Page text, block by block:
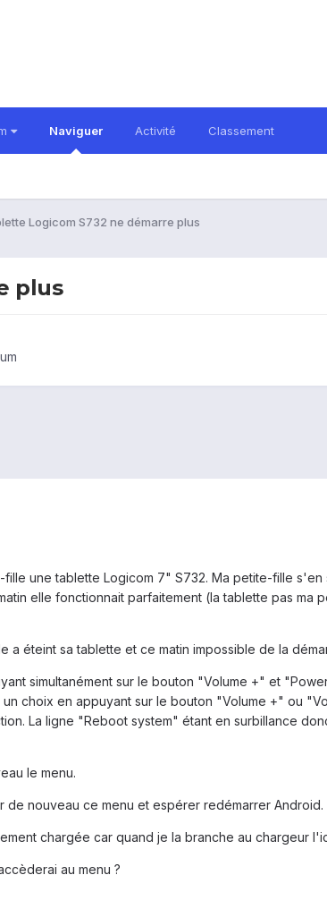
Naviguer Activité Classement
Logicom S732 ne démarre plus
plus
une tablette Logicom 7" S732. Ma petite-fille
elle fonctionnait parfaitement (la tablette pas ma
a éteint sa tablette et ce matin impossible de la
simultanément sur le bouton "Volume +" et
choix en appuyant sur le bouton "Volume +" ou
La ligne "Reboot system" étant en surbillance
le menu.
de nouveau ce menu et espérer redémarrer Android.
chargée car quand je la branche au chargeur
au menu ?